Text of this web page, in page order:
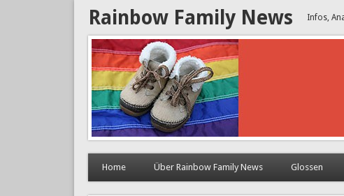
Rainbow Family News Infos,
Home Über Rainbow Family News Glossen